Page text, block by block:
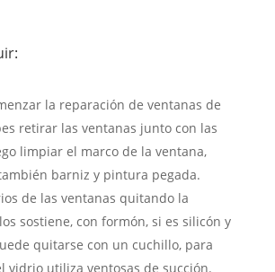
la reparación de ventanas de
retirar las ventanas junto con las
limpiar el marco de la ventana,
barniz y pintura pegada.
de las ventanas quitando la
sostiene, con formón, si es silicón y
quitarse con un cuchillo, para
vidrio utiliza ventosas de succión.